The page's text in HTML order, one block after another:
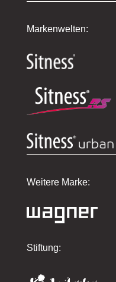
Markenwelten:
Weitere Marke:
Stiftung: